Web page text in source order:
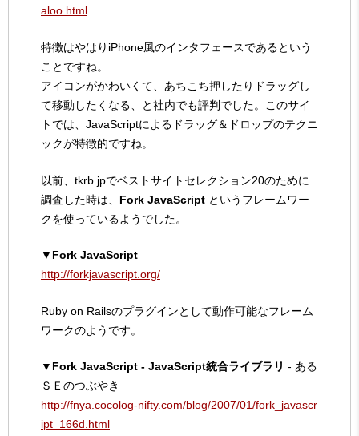
aloo.html
特徴はやはりiPhone風のインタフェースであるという
ことですね。
アイコンがかわいくて、あちこち押したりドラッグし
て移動したくなる、と社内でも評判でした。このサイ
トでは、JavaScriptによるドラッグ＆ドロップのテクニ
ックが特徴的ですね。
以前、tkrb.jpでベストサイトセレクション20のために
調査した時は、 Fork JavaScript というフレームワー
クを使っているようでした。
▼Fork JavaScript
http://forkjavascript.org/
Ruby on Railsのプラグインとして動作可能なフレーム
ワークのようです。
▼Fork JavaScript - JavaScript統合ライブラリ - ある
ＳＥのつぶやき
http://fnya.cocolog-nifty.com/blog/2007/01/fork_javascr
ipt_166d.html